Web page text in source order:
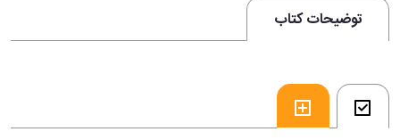
توضیحات کتاب